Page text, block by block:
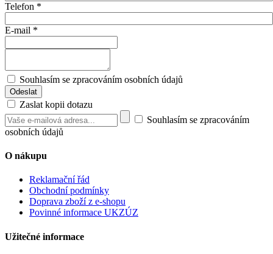
Telefon *
E-mail *
Souhlasím se zpracováním osobních údajů
Zaslat kopii dotazu
Souhlasím se zpracováním
osobních údajů
O nákupu
Reklamační řád
Obchodní podmínky
Doprava zboží z e-shopu
Povinné informace UKZÚZ
Užitečné informace